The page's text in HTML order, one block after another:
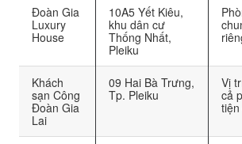
Đoàn Gia
Luxury
House
10A5 Yết Kiêu,
khu dân cư
Thống Nhất,
Pleiku
Khách
sạn Công
Đoàn Gia
Lai
09 Hai Bà Trưng,
Tp. Pleiku
Vị
cả